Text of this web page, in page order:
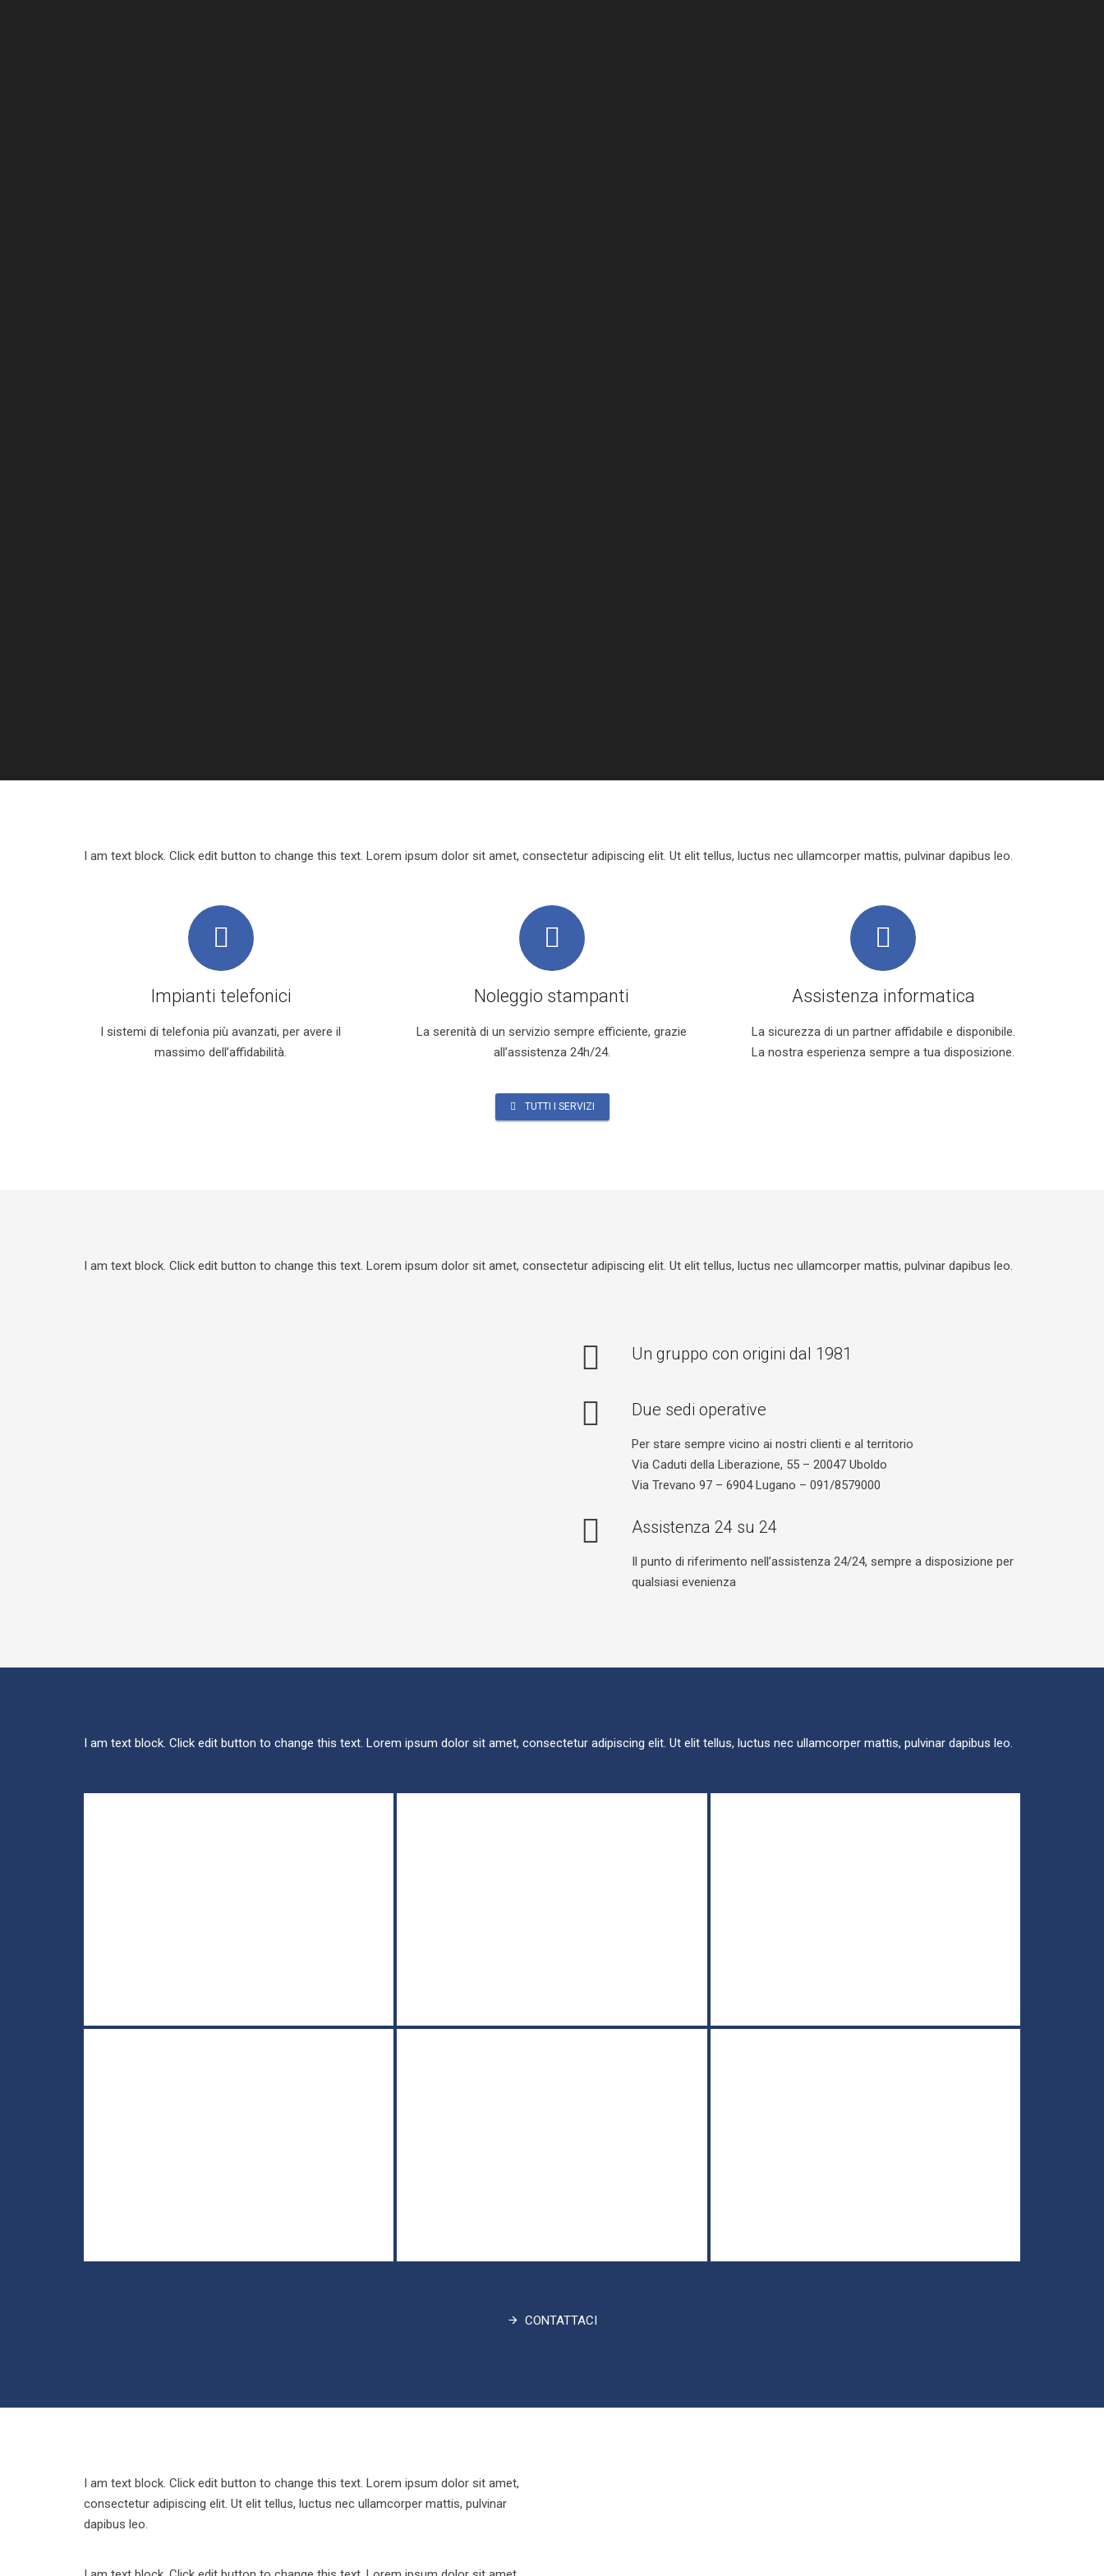
I am text block. Click edit button to change this text. Lorem ipsum dolor sit amet, consectetur adipiscing elit. Ut elit tellus, luctus nec ullamcorper mattis, pulvinar dapibus leo.
Impianti telefonici
I sistemi di telefonia più avanzati, per avere il
massimo dell’affidabilità.
Noleggio stampanti
La serenità di un servizio sempre efficiente, grazie
all’assistenza 24h/24.
Assistenza informatica
La sicurezza di un partner affidabile e disponibile.
La nostra esperienza sempre a tua disposizione.
TUTTI I SERVIZI
I am text block. Click edit button to change this text. Lorem ipsum dolor sit amet, consectetur adipiscing elit. Ut elit tellus, luctus nec ullamcorper mattis, pulvinar dapibus leo.
Un gruppo con origini dal 1981
Due sedi operative
Per stare sempre vicino ai nostri clienti e al territorio
Via Caduti della Liberazione, 55 – 20047 Uboldo
Via Trevano 97 – 6904 Lugano – 091/8579000
Assistenza 24 su 24
Il punto di riferimento nell’assistenza 24/24, sempre a disposizione per
qualsiasi evenienza
I am text block. Click edit button to change this text. Lorem ipsum dolor sit amet, consectetur adipiscing elit. Ut elit tellus, luctus nec ullamcorper mattis, pulvinar dapibus leo.
CONTATTACI
I am text block. Click edit button to change this text. Lorem ipsum dolor sit amet,
consectetur adipiscing elit. Ut elit tellus, luctus nec ullamcorper mattis, pulvinar
dapibus leo.